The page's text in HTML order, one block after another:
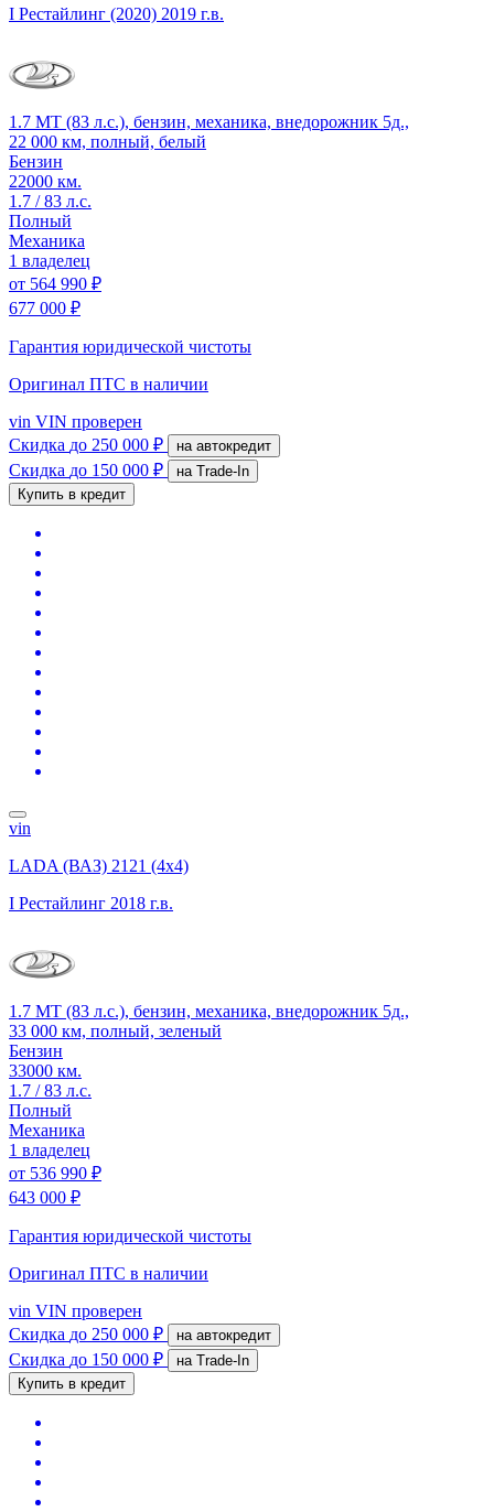
I Рестайлинг (2020) 2019 г.в.
1.7 MT (83 л.с.), бензин, механика, внедорожник 5д.,
22 000 км, полный, белый
Бензин
22000 км.
1.7 / 83 л.с.
Полный
Механика
1 владелец
от 564 990 ₽
677 000 ₽
Гарантия юридической чистоты
Оригинал ПТС в наличии
vin VIN проверен
Скидка до 250 000 ₽ на автокредит
Скидка до 150 000 ₽
на Trade-In
Купить в кредит
vin
LADA (ВАЗ) 2121 (4x4)
I Рестайлинг 2018 г.в.
1.7 MT (83 л.с.), бензин, механика, внедорожник 5д.,
33 000 км, полный, зеленый
Бензин
33000 км.
1.7 / 83 л.с.
Полный
Механика
1 владелец
от 536 990 ₽
643 000 ₽
Гарантия юридической чистоты
Оригинал ПТС в наличии
vin VIN проверен
Скидка до 250 000 ₽ на автокредит
Скидка до 150 000 ₽
на Trade-In
Купить в кредит